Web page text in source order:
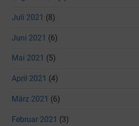
Juli 2021 (8)
Juni 2021 (6)
Mai 2021 (5)
April 2021 (4)
März 2021 (6)
Februar 2021 (3)